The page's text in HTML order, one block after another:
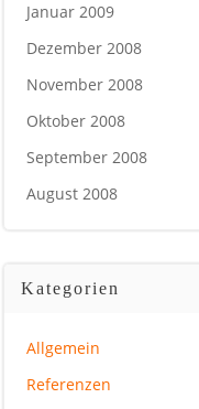
Januar 2009
Dezember 2008
November 2008
Oktober 2008
September 2008
August 2008
Kategorien
Allgemein
Referenzen